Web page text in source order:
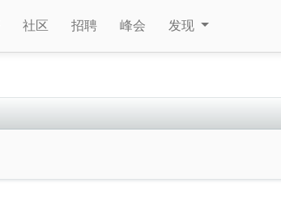
社区 招聘 峰会 发现